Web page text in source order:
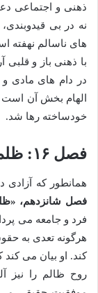
ذهنی و اجتماعی
نه در بی
های ناسالم نهفته
با ذهنی باز و قلبی
در دام های مادی
الهام بخش آن است
خودساخته رها شد.
فصل ۱۶: ظلم و تعدی
همانطور که
فصل شانزدهم،
فرد و جامعه می
هرگونه تعدی به
کند. او بیان می کند
روح ظالم را نیز